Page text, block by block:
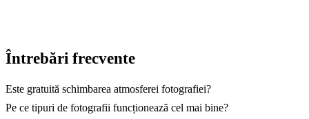
Întrebări frecvente
Este gratuită schimbarea atmosferei fotografiei?
Pe ce tipuri de fotografii funcționează cel mai bine?